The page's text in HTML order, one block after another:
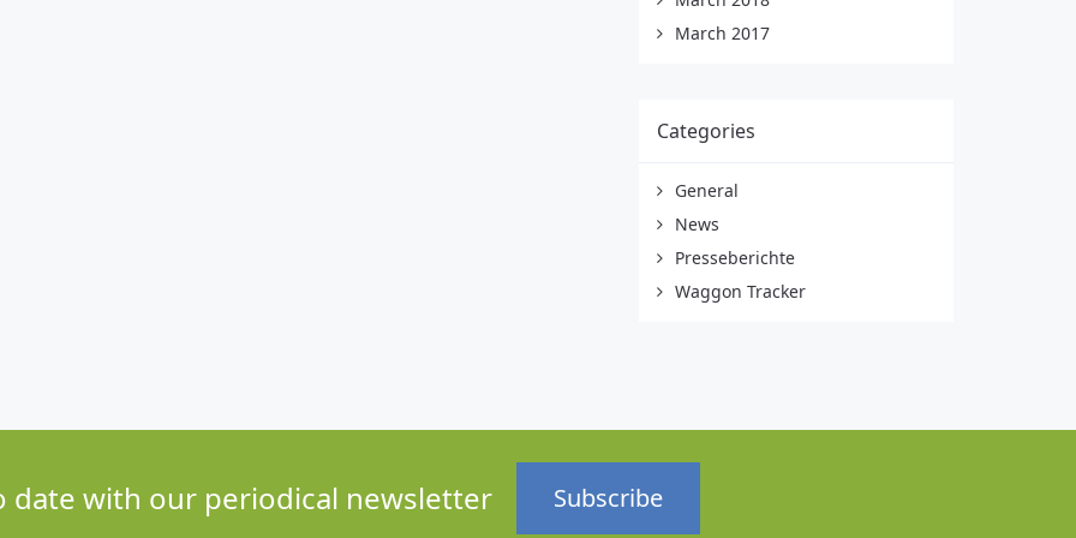
March 2017
Categories
General
News
Presseberichte
Waggon Tracker
date with our periodical newsletter Subscribe